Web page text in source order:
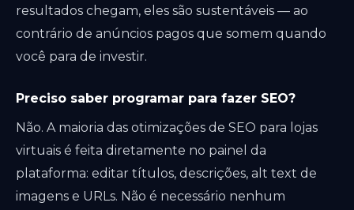
resultados chegam, eles são sustentáveis — ao
contrário de anúncios pagos que somem quando
você para de investir.
Preciso saber programar para fazer SEO?
Não. A maioria das otimizações de SEO para lojas
virtuais é feita diretamente no painel da
plataforma: editar títulos, descrições, alt text de
imagens e URLs. Não é necessário nenhum